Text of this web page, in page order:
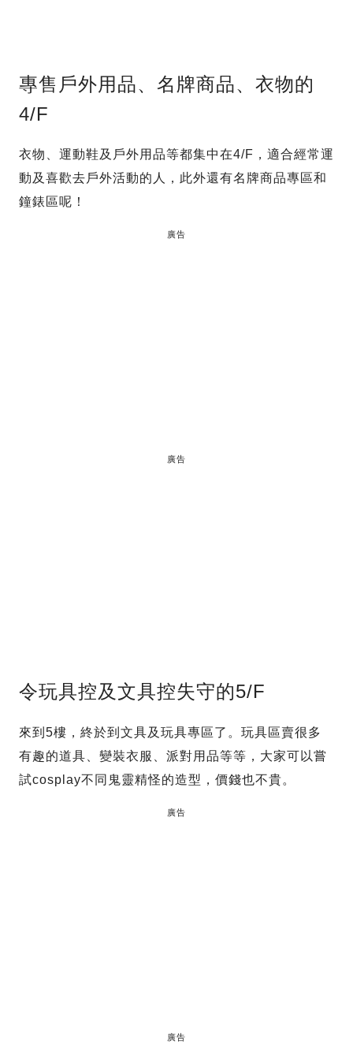
專售戶外用品、名牌商品、衣物的
4/F
衣物、運動鞋及戶外用品等都集中在4/F，適合經常運
動及喜歡去戶外活動的人，此外還有名牌商品專區和
鐘錶區呢！
廣告
廣告
令玩具控及文具控失守的5/F
來到5樓，終於到文具及玩具專區了。玩具區賣很多
有趣的道具、變裝衣服、派對用品等等，大家可以嘗
試cosplay不同鬼靈精怪的造型，價錢也不貴。
廣告
廣告